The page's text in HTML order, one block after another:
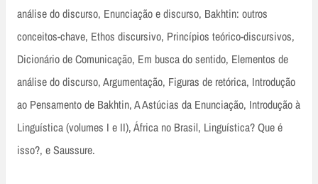
análise do discurso, Enunciação e discurso, Bakhtin: outros
conceitos-chave, Ethos discursivo, Princípios teórico-discursivos,
Dicionário de Comunicação, Em busca do sentido, Elementos de
análise do discurso, Argumentação, Figuras de retórica, Introdução
ao Pensamento de Bakhtin, A Astúcias da Enunciação, Introdução à
Linguística (volumes I e II), África no Brasil, Linguística? Que é
isso?, e Saussure.